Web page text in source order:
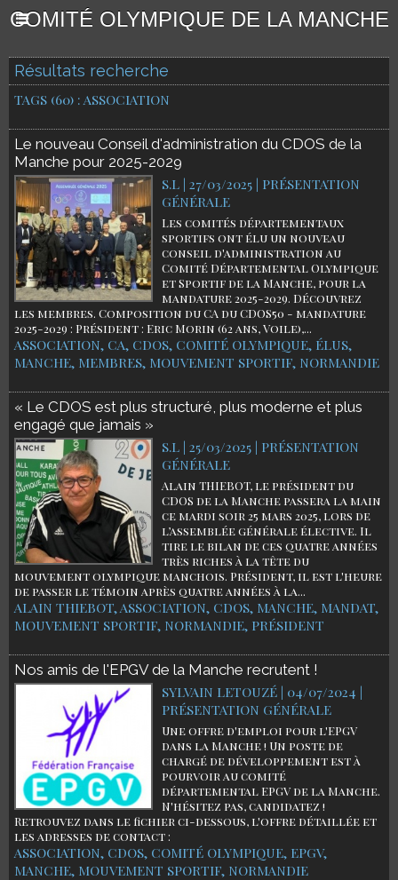
COMITÉ OLYMPIQUE DE LA MANCHE
Résultats recherche
TAGS (60) : ASSOCIATION
Le nouveau Conseil d'administration du CDOS de la
Manche pour 2025-2029
S.L | 27/03/2025 | PRÉSENTATION
GÉNÉRALE
Les comités départementaux
sportifs ont élu un nouveau
conseil d'administration au
Comité Départemental Olympique
et Sportif de la Manche, pour la
mandature 2025-2029. Découvrez
les membres. Composition du CA du CDOS50 - mandature
2025-2029 : Président : Eric Morin (62 ans, Voile),...
ASSOCIATION, CA, CDOS, COMITÉ OLYMPIQUE, ÉLUS,
MANCHE, MEMBRES, MOUVEMENT SPORTIF, NORMANDIE
« Le CDOS est plus structuré, plus moderne et plus
engagé que jamais »
S.L | 25/03/2025 | PRÉSENTATION
GÉNÉRALE
Alain THIEBOT, le président du
CDOS de la Manche passera la main
ce mardi soir 25 mars 2025, lors de
l’assemblée générale élective. Il
tire le bilan de ces quatre années
très riches à la tête du
mouvement olympique manchois. Président, il est l'heure
de passer le témoin après quatre années à la...
ALAIN THIEBOT,ASSOCIATION, CDOS, MANCHE, MANDAT,
MOUVEMENT SPORTIF, NORMANDIE, PRÉSIDENT
Nos amis de l'EPGV de la Manche recrutent !
SYLVAIN LETOUZÉ | 04/07/2024 |
PRÉSENTATION GÉNÉRALE
Une offre d'emploi pour l'EPGV
dans la Manche ! Un poste de
chargé de développement est à
pourvoir au comité
départemental EPGV de la Manche.
N'hésitez pas, candidatez !
Retrouvez dans le fichier ci-dessous, l'offre détaillée et
les adresses de contact :
ASSOCIATION, CDOS, COMITÉ OLYMPIQUE, EPGV,
MANCHE, MOUVEMENT SPORTIF, NORMANDIE